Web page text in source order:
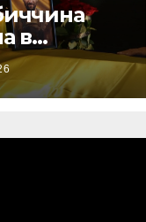
в
земну
– Олега